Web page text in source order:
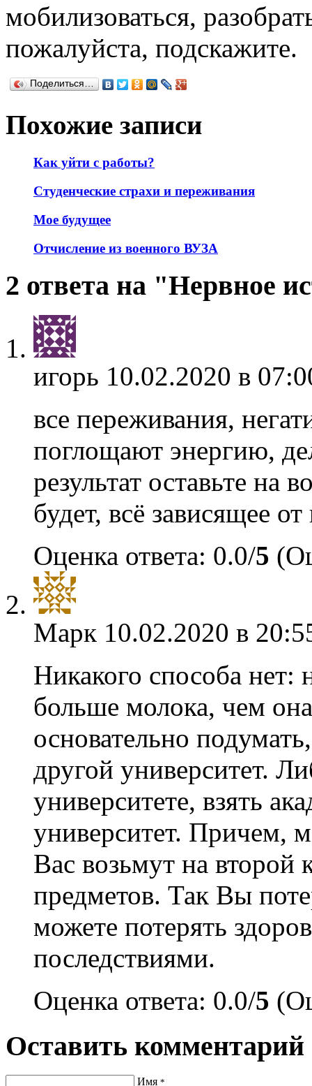
мобилизоваться,
пожалуйста, подскажите.
Поделиться…
Похожие записи
Как уйти с работы?
Студенческие страхи и переживания
Мое будущее
Отчисление из военного ВУЗА
2 ответа на "Нервное
игорь 10.02.2020 в
все переживания,
поглощают энергию,
результат оставьте на
будет, всё зависящее
Оценка ответа: 0.0/5
Марк 10.02.2020 в
Никакого способа нет:
больше молока, чем
основательно
другой университет.
университете, взять
университет. Причем,
Вас возьмут на второй
предметов. Так Вы
можете потерять
последствиями.
Оценка ответа: 0.0/5
Оставить комментарий
Имя *